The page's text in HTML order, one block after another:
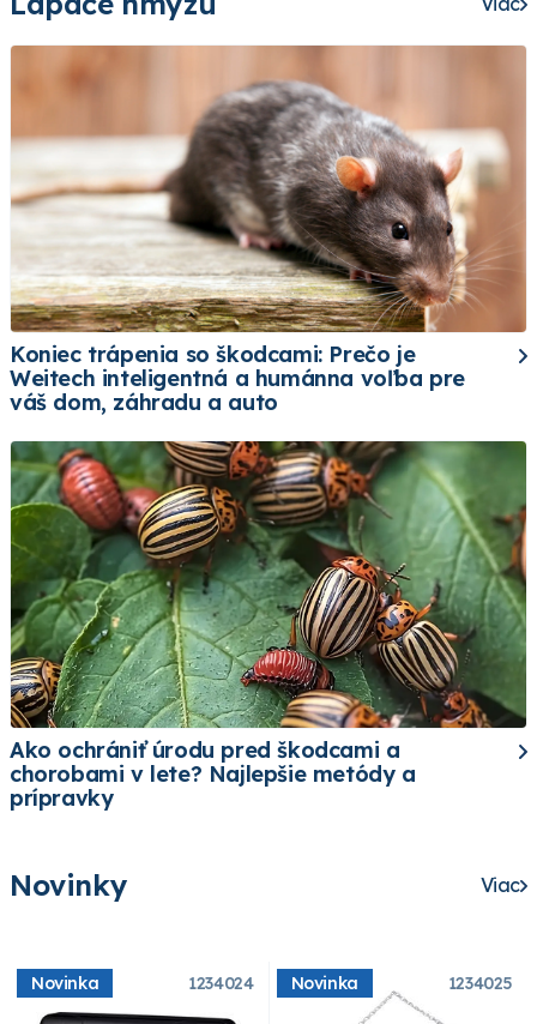
Koniec trápenia so škodcami: Prečo je
Weitech inteligentná a humánna voľba pre
váš dom, záhradu a auto
Ako ochrániť úrodu pred škodcami a
chorobami v lete? Najlepšie metódy a
prípravky
Novinky Viac
Novinka 1234024 Novinka 1234025